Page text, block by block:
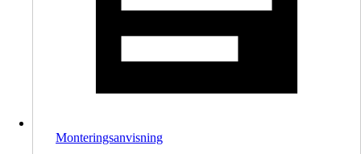
Monteringsanvisning